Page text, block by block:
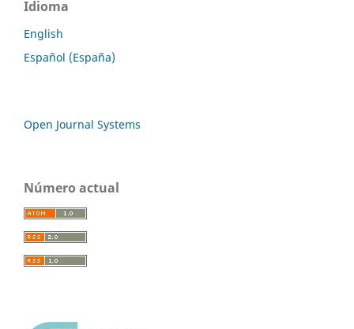
Idioma
English
Español (España)
Open Journal Systems
Número actual